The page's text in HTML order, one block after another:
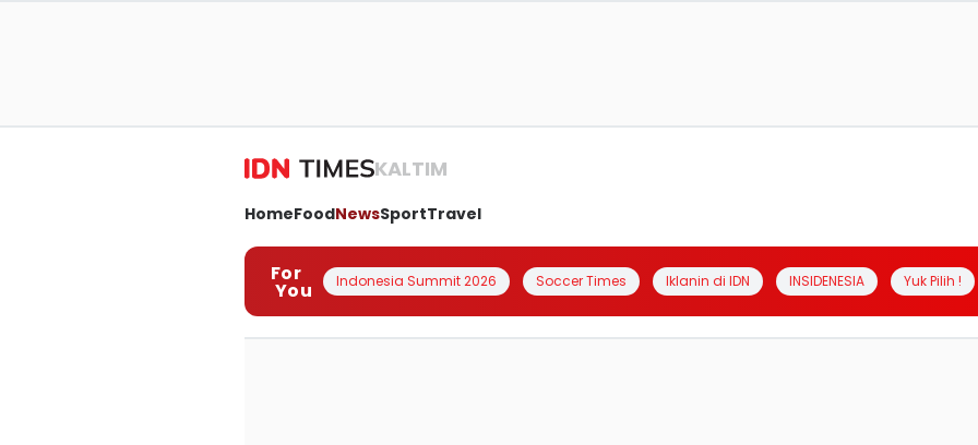
KALTIM
HomeFoodNewsSportTravel
For
You Indonesia Summit 2026 Soccer Times Iklanin di IDN INSIDENESIA Yuk Pilih !